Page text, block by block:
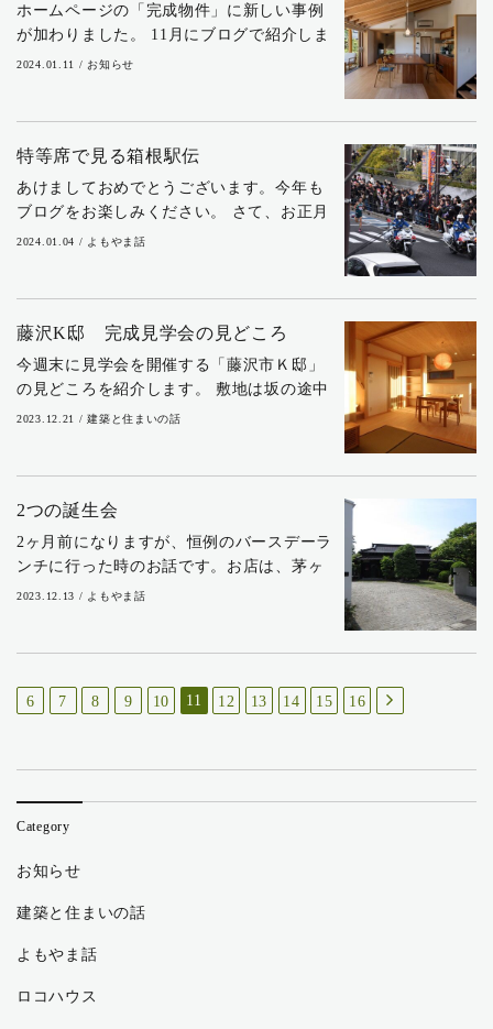
ホームページの「完成物件」に新しい事例
が加わりました。 11月にブログで紹介しま
したが、『SO 上質な日本の住まい2 』に
2024.01.11 / お知らせ
特等席で見る箱根駅伝
あけましておめでとうございます。今年も
ブログをお楽しみください。 さて、お正月
の風物詩、東京箱根間往復大学駅伝競走
2024.01.04 / よもやま話
藤沢K邸 完成見学会の見どころ
今週末に見学会を開催する「藤沢市Ｋ邸」
の見どころを紹介します。 敷地は坂の途中
にあって道路より一段高く、方位が斜めに
2023.12.21 / 建築と住まいの話
2つの誕生会
2ヶ月前になりますが、恒例のバースデーラ
ンチに行った時のお話です。お店は、茅ヶ
崎市柳島にある「ル・ニコ・ア・オーミナ
2023.12.13 / よもやま話
6 7 8 9 10 11 12 13 14 15 16
Category
お知らせ
建築と住まいの話
よもやま話
ロコハウス